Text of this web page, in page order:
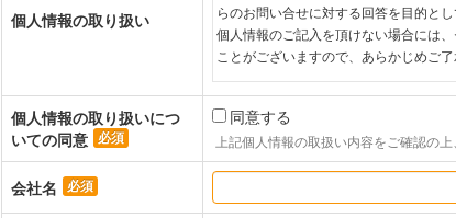
個人情報の取り扱い
らのお問い合せに対する回答を目的とし
個人情報のご記入を頂けない場合には
ことがございますので、あらかじめご了
なお、弊社が既に保有している会員情
能なアクセス履歴は、メールに設定し
ます。ウェブアクセス履歴は、市場分
お客さまの同意なく、第三者への個人
個人情報の取り扱いにつ
いての同意
同意する
上記個人情報の取扱い内容をご確認の
会社名